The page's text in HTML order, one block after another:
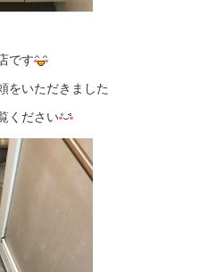
です
いただきました
ください